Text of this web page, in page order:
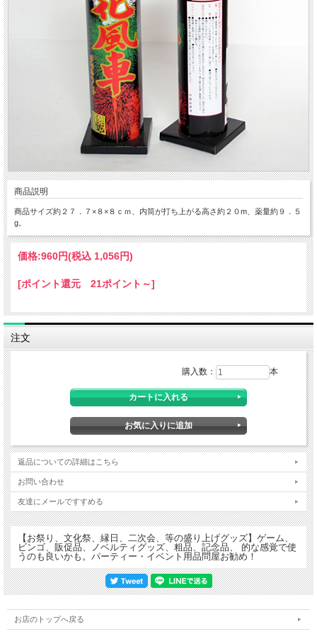
商品説明
商品サイズ約２７．７×８×８ｃｍ、内筒が打ち上がる高さ約２０m、薬量約９．５
g。
価格:960円(税込 1,056円)
[ポイント還元 21ポイント～]
注文
購入数： 本
返品についての詳細はこちら
お問い合わせ
友達にメールですすめる
【お祭り、文化祭、縁日、二次会、等の盛り上げグッズ】ゲーム、
ビンゴ、販促品、ノベルティグッズ、粗品、記念品、 的な感覚で使
うのも良いかも。パーティー・イベント用品問屋お勧め！
お店のトップへ戻る